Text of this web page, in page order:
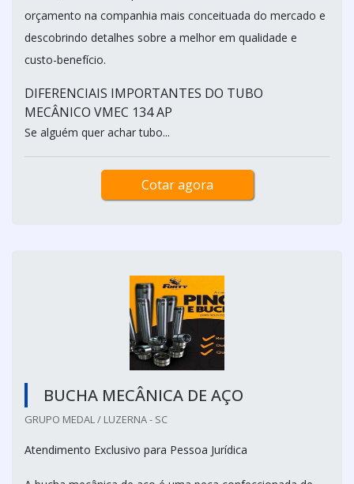
orçamento na companhia mais conceituada do mercado e
descobrindo detalhes sobre a melhor em qualidade e
custo-benefício.
DIFERENCIAIS IMPORTANTES DO TUBO
MECÂNICO VMEC 134 AP
Se alguém quer achar tubo...
Cotar agora
BUCHA MECÂNICA DE AÇO
GRUPO MEDAL / LUZERNA - SC
Atendimento Exclusivo para Pessoa Jurídica